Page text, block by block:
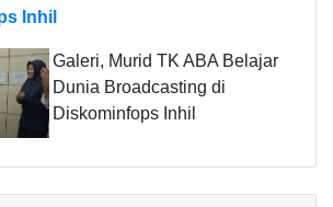
Inhil
Galeri, Murid TK ABA Belajar
Dunia Broadcasting di
Diskominfops Inhil